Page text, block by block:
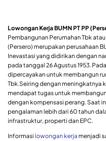
Lowongan Kerja BUMN PT PP
Pembangunan Perumahan Tbk
(Persero) merupakan perusahaan
Inevastasi yang didirikan dengan
pada tanggal 26 Agustus 1953.
dipercayakan untuk membangun
Tbk.Seiring dengan meningkatnya
mendapat tugas untuk
dengan kompensasi perang. Saat
pengalaman lebih dari 60 tahun
infrastruktur, properti dan EPC.
Informasi lowongan kerja menjadi